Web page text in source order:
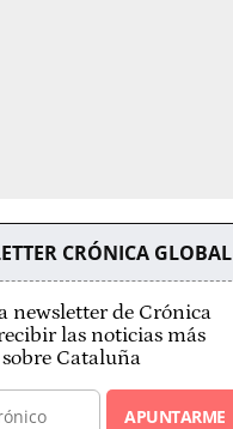
CRÓNICA GLOBAL
newsletter de Crónica
las noticias más
Cataluña
APUNTARME